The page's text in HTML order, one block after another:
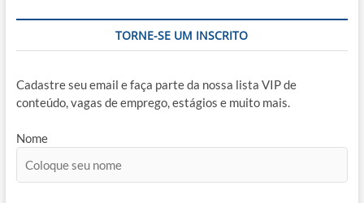
TORNE-SE UM INSCRITO
Cadastre seu email e faça parte da nossa lista VIP de
conteúdo, vagas de emprego, estágios e muito mais.
Nome